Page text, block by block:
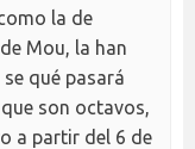
la de
Mou, la han
qué pasará
son octavos,
a partir del 6 de